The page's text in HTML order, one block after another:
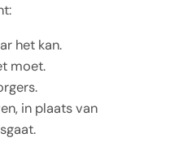
het kan.
moet.
in plaats van